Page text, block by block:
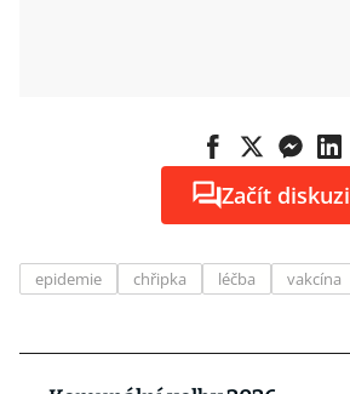
Začít diskuzi
epidemie chřipka léčba vakcína